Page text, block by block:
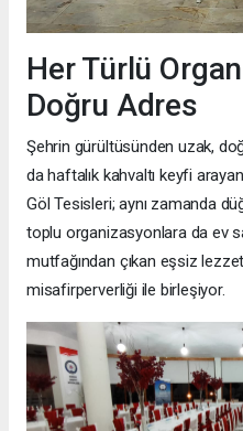
Her Türlü
Doğru Adres
Şehrin gürültüsünden uzak,
da haftalık kahvaltı keyfi
Göl Tesisleri; aynı zamanda
toplu organizasyonlara da ev
mutfağından çıkan eşsiz
misafirperverliği ile birleşiyor.